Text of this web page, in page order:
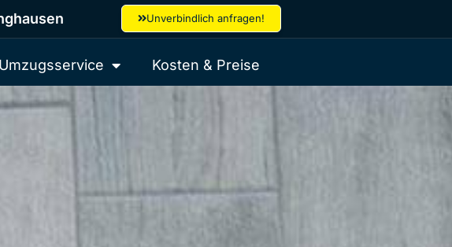
Unverbindlich anfragen!
Umzugsservice Kosten & Preise